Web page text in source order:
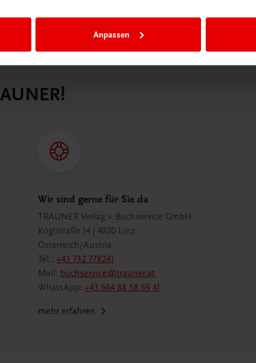
Anpassen
Wir sind gerne für Sie da
TRAUNER Verlag + Buchservice GmbH
Köglstraße 14 | 4020 Linz
Österreich/Austria
Tel.:+43 732 778241
Mail: buchservice@trauner.at
WhatsApp:+43 664 88 58 69 41
mehr erfahren